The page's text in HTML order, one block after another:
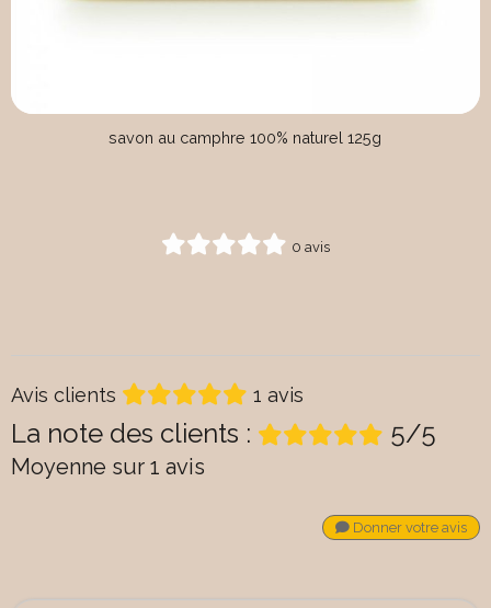
savon au camphre 100% naturel 125g
0 avis
Avis clients 1 avis
La note des clients : 5/5
Moyenne sur 1 avis
Donner votre avis